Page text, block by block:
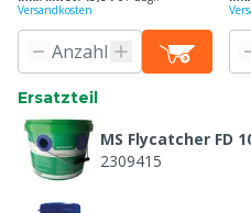
Versandkosten
Ersatzteil
MS Flycatcher FD
2309415